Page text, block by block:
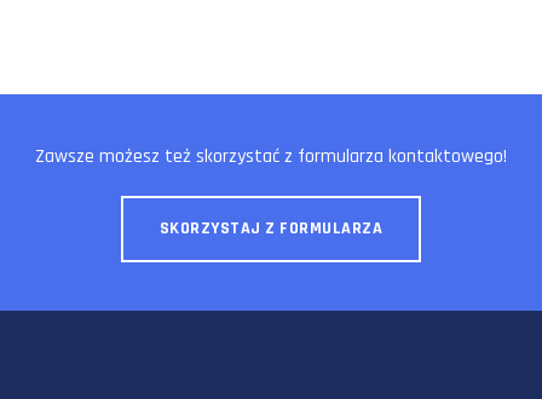
Zawsze możesz też skorzystać z formularza kontaktowego!
SKORZYSTAJ Z FORMULARZA